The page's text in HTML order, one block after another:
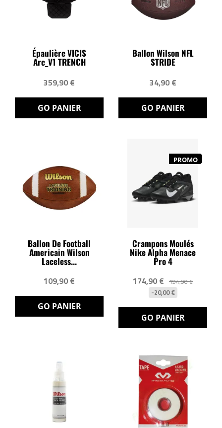
Épaulière VICIS
Arc_V1 TRENCH
359,90 €
GO PANIER
Ballon Wilson NFL
STRIDE
34,90 €
GO PANIER
Ballon De Football
Americain Wilson
Laceless...
109,90 €
GO PANIER
PROMO
Crampons Moulés
Nike Alpha Menace
Pro 4
174,90 € 194,90 €
-20,00 €
GO PANIER